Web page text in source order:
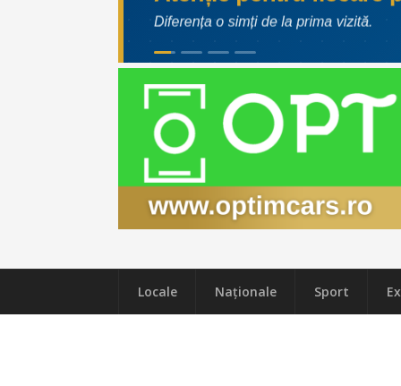
Locale Naţionale Sport